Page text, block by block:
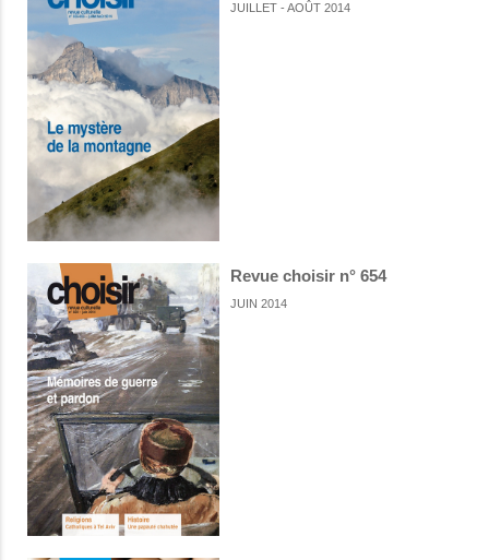
JUILLET - AOÛT 2014
Revue choisir n° 654
JUIN 2014